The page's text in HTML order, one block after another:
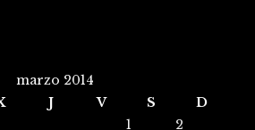
marzo 2014
J V S
D
1
2